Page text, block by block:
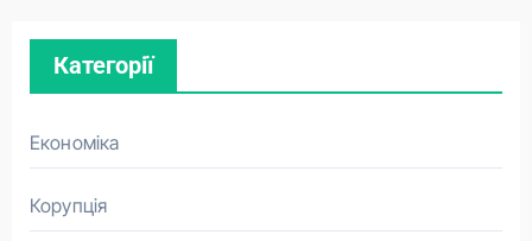
Категорії
Економіка
Корупція